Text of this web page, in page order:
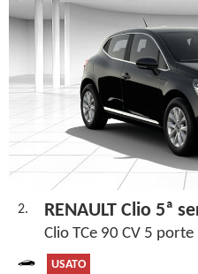
2. RENAULT Clio 5ª
Clio TCe 90 CV 5
USATO